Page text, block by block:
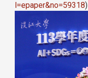
l=epaper&no=59318)